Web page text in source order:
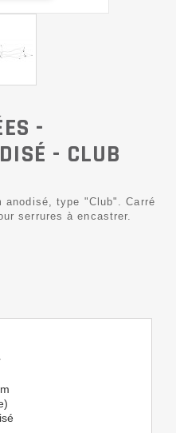
-
- CLUB
anodisé, type "Club". Carré
serrures à encastrer.